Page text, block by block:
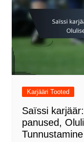
Karjääri Tooted
Saïssi
panused,
Tunnustamine